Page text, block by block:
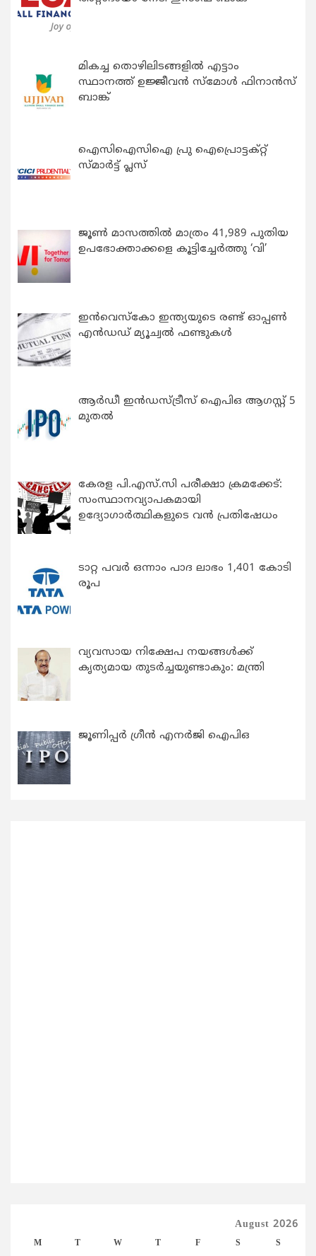
മികച്ച തൊഴിലിടങ്ങളിൽ എട്ടാം
സ്ഥാനത്ത് ഉജ്ജീവൻ സ്മോൾ ഫിനാൻസ്
ബാങ്ക്
ഐസിഐസിഐ പ്രു ഐപ്രൊട്ടക്റ്റ്
സ്മാർട്ട് പ്ലസ്
ജൂൺ മാസത്തിൽ മാത്രം 41,989 പുതിയ
ഉപഭോക്താക്കളെ കൂട്ടിച്ചേർത്തു ‘വി’
ഇന്‍വെസ്കോ ഇന്ത്യയുടെ രണ്ട് ഓപ്പണ്‍
എന്‍ഡഡ് മ്യൂച്വല്‍ ഫണ്ടുകള്‍
ആർഡീ ഇൻഡസ്ട്രീസ് ഐപിഒ ആഗസ്റ്റ് 5
മുതൽ
കേരള പി.എസ്.സി പരീക്ഷാ ക്രമക്കേട്:
സംസ്ഥാനവ്യാപകമായി
ഉദ്യോഗാര്‍ത്ഥികളുടെ വന്‍ പ്രതിഷേധം
ടാറ്റ പവർ ഒന്നാം പാദ ലാഭം 1,401 കോടി
രൂപ
വ്യവസായ നിക്ഷേപ നയങ്ങള്‍ക്ക്
കൃത്യമായ തുടര്‍ച്ചയുണ്ടാകും: മന്ത്രി
ജൂണിപ്പർ ഗ്രീൻ എനർജി ഐപിഒ
August 2026
M T W T F S S